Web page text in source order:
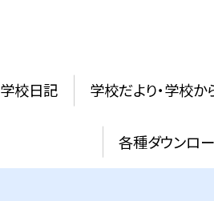
学校日記 学校だより・学校
各種ダウンロ